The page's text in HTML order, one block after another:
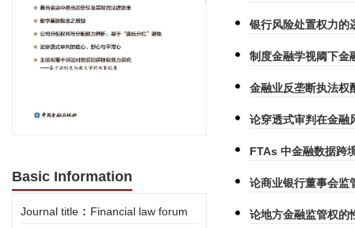
Basic Information
Journal title : Financial law forum
银行风险处置权力的
制度金融学视阈下金
金融业反垄断执法权
论穿透式审判在金融
FTAs 中金融数据跨
论商业银行董事会监
论地方金融监管权的